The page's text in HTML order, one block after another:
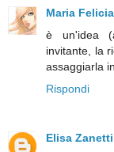
Maria Felicia
è un'idea
invitante, la
assaggiarla
Rispondi
Elisa Zanetti